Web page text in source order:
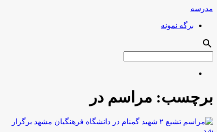
مدرسه
برگه نمونه
search
برچسب: مراسم در